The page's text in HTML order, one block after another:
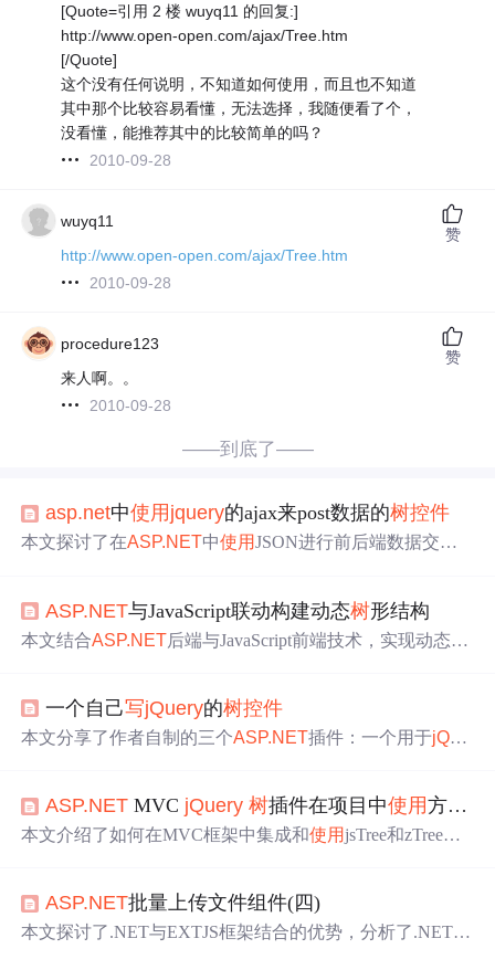
[Quote=引用 2 楼 wuyq11 的回复:]
http://www.open-open.com/ajax/Tree.htm
[/Quote]
这个没有任何说明，不知道如何使用，而且也不知道
其中那个比较容易看懂，无法选择，我随便看了个，
没看懂，能推荐其中的比较简单的吗？
2010-09-28
wuyq11
http://www.open-open.com/ajax/Tree.htm
2010-09-28
赞
procedure123
来人啊。。
2010-09-28
赞
——到底了——
asp.net中使用 jquery的ajax来post数据的树控件
本文探讨了在ASP.NET中使用JSON进行前后端数据交互
树 形数据，并分享了一种更高效简便的实现方式。
ASP.NET与JavaScript联动构建动态树形结构
本文结合ASP.NET后端与JavaScript前端技术，实现动态树
容。还提及jQueryUI Treeview等库的
术优化数据加载性能，以提升用户体验。
一个自己写jQuery的树控件
本文分享了作者自制的三个ASP.NET插件：一个用于jQue
接。ASP.NET MVC jQuery 树插件在项目中使用方法（一）
本文介绍了如何在MVC框架中集成和使用 jsTree和zTree这
加载和展示。同时提供了详细的代码示例和步骤
括数据源的准备、JSTree与ZTree的配置以及如何在页面中
ASP.NET批量上传文件组件(四)
本文探讨了.NET与EXTJS框架结合的优势，分析了.NET在